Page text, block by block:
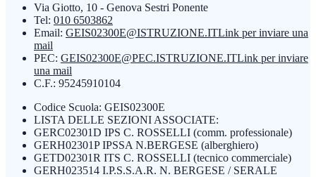
Via Giotto, 10 - Genova Sestri Ponente
Tel: 010 6503862
Email: GEIS02300E@ISTRUZIONE.ITLink per inviare una
mail
PEC: GEIS02300E@PEC.ISTRUZIONE.ITLink per inviare
una mail
C.F.: 95245910104
Codice Scuola: GEIS02300E
LISTA DELLE SEZIONI ASSOCIATE:
GERC02301D IPS C. ROSSELLI (comm. professionale)
GERH02301P IPSSA N.BERGESE (alberghiero)
GETD02301R ITS C. ROSSELLI (tecnico commerciale)
GERH023514 I.P.S.S.A.R. N. BERGESE / SERALE